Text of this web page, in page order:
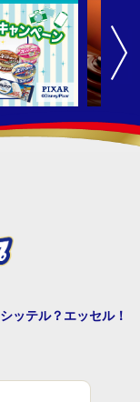
シッテル？エッセル！